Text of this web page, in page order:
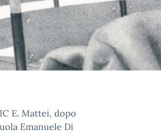
E. Mattei, dopo
Emanuele Di